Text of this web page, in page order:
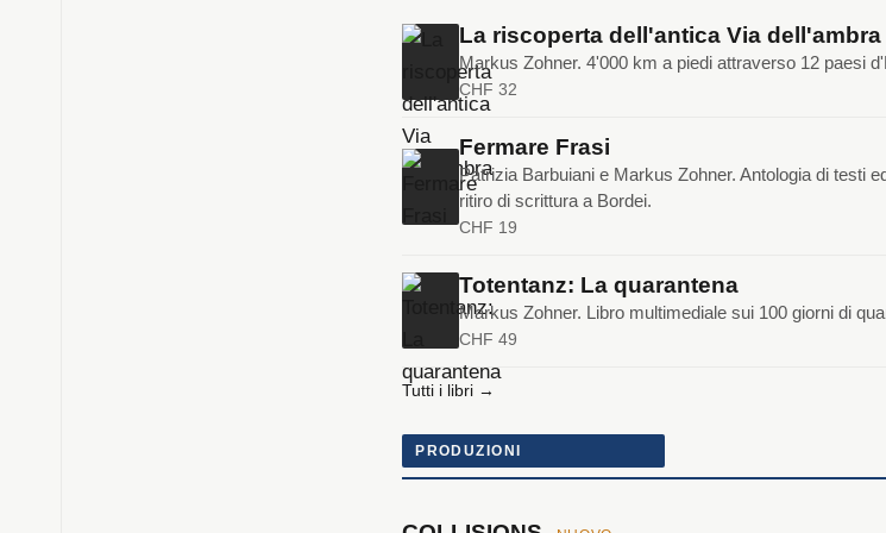
La riscoperta dell'antica Via dell'ambra
Markus Zohner. 4'000 km a piedi attraverso 12 paesi
CHF 32
Fermare Frasi
Patrizia Barbuiani e Markus Zohner. Antologia di testi
ritiro di scrittura a Bordei.
CHF 19
Totentanz: La quarantena
Markus Zohner. Libro multimediale sui 100 giorni di
CHF 49
Tutti i libri →
PRODUZIONI